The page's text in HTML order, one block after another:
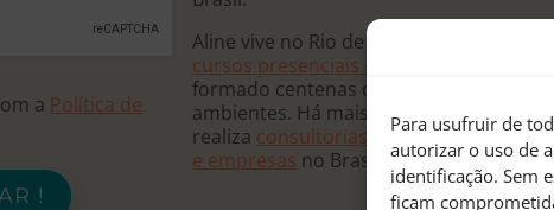
Para usufruir de
autorizar o uso de
identificação. Sem
ficam
a Política de
!
Aline vive no Rio de Janeiro e ministra
cursos presenciais e online
formado centenas de terapeutas de
ambientes. Há mais de 20 anos
realiza consultorias para residências
e empresas no Brasil e no mundo.